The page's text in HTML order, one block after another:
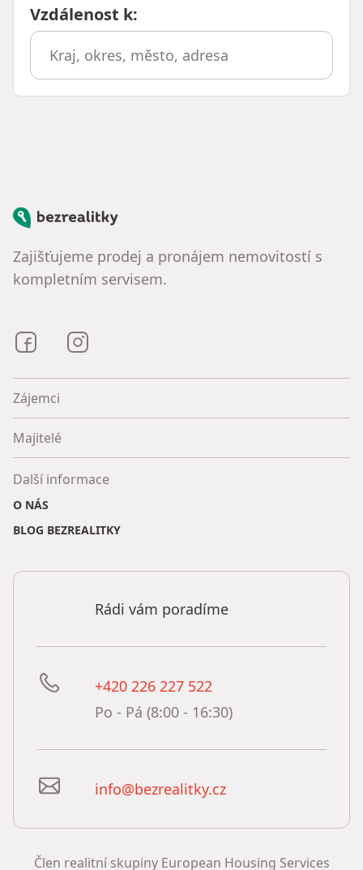
Vzdálenost k:
Bezrealitky
Zajišťujeme prodej a pronájem nemovitostí s
kompletním servisem.
Bezrealitky na Facebooku
Zájemci
Majitelé
Další informace
O NÁS
BLOG BEZREALITKY
Rádi vám poradíme
+420 226 227 522
Po - Pá (8:00 - 16:30)
info@bezrealitky.cz
Člen realitní skupiny European Housing Services